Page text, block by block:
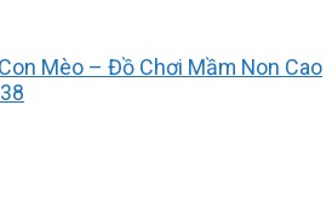
Mèo – Đồ Chơi Mầm Non Cao